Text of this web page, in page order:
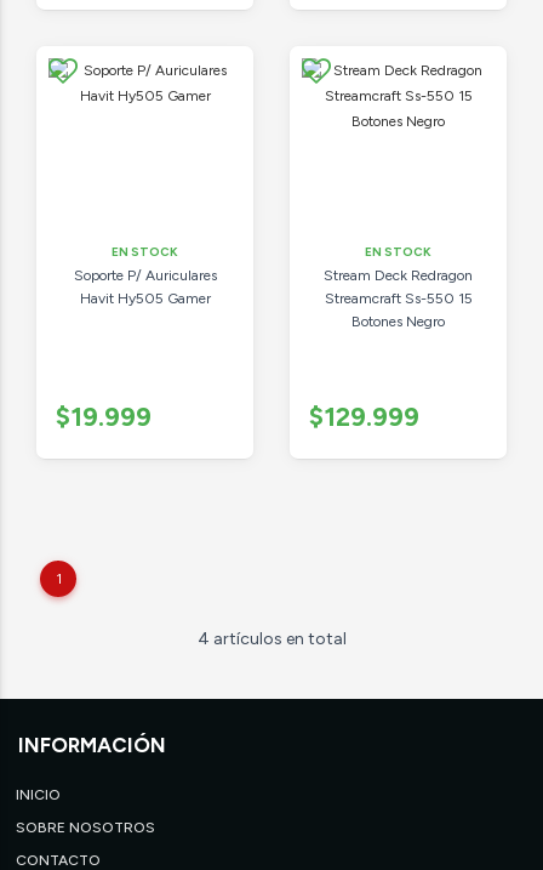
EN STOCK
Soporte P/ Auriculares
Havit Hy505 Gamer
$19.999
EN STOCK
Stream Deck Redragon
Streamcraft Ss-550 15
Botones Negro
$129.999
1
4 artículos en total
INFORMACIÓN
INICIO
SOBRE NOSOTROS
CONTACTO